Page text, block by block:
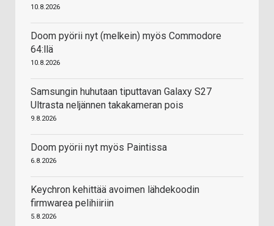
10.8.2026
Doom pyörii nyt (melkein) myös Commodore
64:llä
10.8.2026
Samsungin huhutaan tiputtavan Galaxy S27
Ultrasta neljännen takakameran pois
9.8.2026
Doom pyörii nyt myös Paintissa
6.8.2026
Keychron kehittää avoimen lähdekoodin
firmwarea pelihiiriin
5.8.2026